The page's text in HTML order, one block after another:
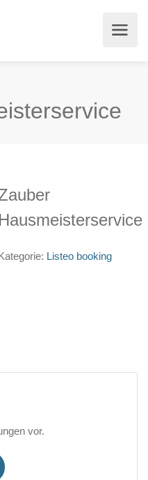
Hausmeisterservice
Listeo booking
vor.